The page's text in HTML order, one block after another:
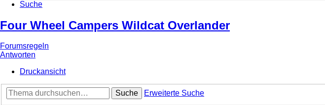
Suche
Four Wheel Campers Wildcat Overlander
Forumsregeln
Antworten
Druckansicht
Suche
Erweiterte Suche